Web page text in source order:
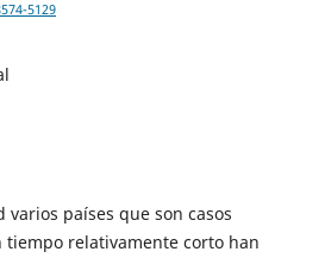
5129
varios países que son casos
tiempo relativamente corto han